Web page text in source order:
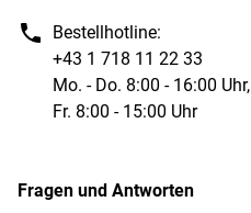
Bestellhotline:
+43 1 718 11 22 33
Mo. - Do. 8:00 - 16:00 Uhr,
Fr. 8:00 - 15:00 Uhr
Fragen und Antworten